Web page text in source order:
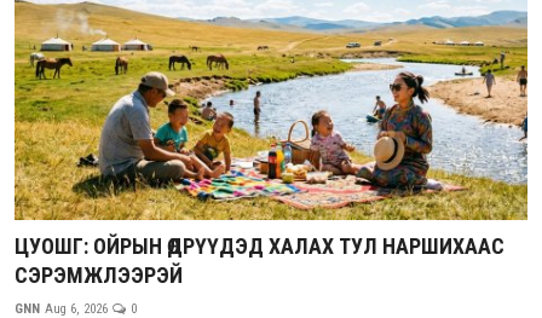
ЦУОШГ: ОЙРЫН ӨДРҮҮДЭД ХАЛАХ ТУЛ НАРШИХААС
СЭРЭМЖЛЭЭРЭЙ
GNN Aug 6, 2026 0